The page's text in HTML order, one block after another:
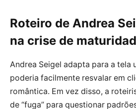
Roteiro de Andrea
na crise de
Andrea Seigel adapta para a tela
poderia facilmente resvalar em
romântica. Em vez disso, a
de “fuga” para questionar